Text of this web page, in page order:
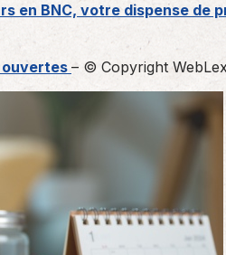
en BNC, votre dispense de
– © Copyright